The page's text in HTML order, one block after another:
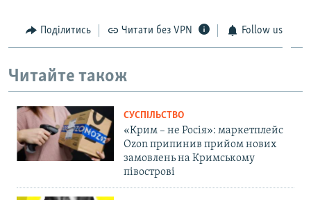
Поділитись Читати без VPN Follow us
Читайте також
СУСПІЛЬСТВО
«Крим – не Росія»: маркетплейс
Ozon припинив прийом нових
замовлень на Кримському
півострові